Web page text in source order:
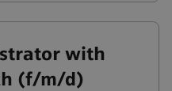
with
(f/m/d)